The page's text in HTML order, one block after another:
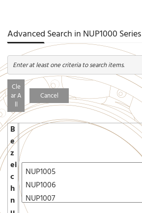
Advanced Search in NUP1000 Series
Enter at least one criteria to search items.
Cle
ar A
ll
Cancel
B
e
z
ei
c
h
n